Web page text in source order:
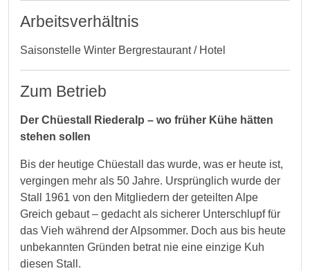
Arbeitsverhältnis
Saisonstelle Winter Bergrestaurant / Hotel
Zum Betrieb
Der Chüestall Riederalp – wo früher Kühe hätten
stehen sollen
Bis der heutige Chüestall das wurde, was er heute ist,
vergingen mehr als 50 Jahre. Ursprünglich wurde der
Stall 1961 von den Mitgliedern der geteilten Alpe
Greich gebaut – gedacht als sicherer Unterschlupf für
das Vieh während der Alpsommer. Doch aus bis heute
unbekannten Gründen betrat nie eine einzige Kuh
diesen Stall.